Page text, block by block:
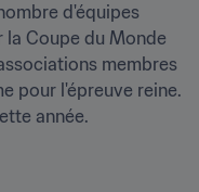
d'équipes
Coupe du Monde
membres
pour l'épreuve reine.
année.